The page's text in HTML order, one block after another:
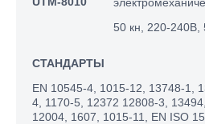
50 кн, 220-240В,
СТАНДАРТЫ
EN 10545-4, 1015-12, 13748-1,
4, 1170-5, 12372 12808-3,
12004, 1607, 1015-11, EN ISO